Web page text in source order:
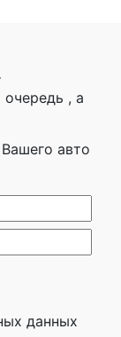
, а
авто
данных